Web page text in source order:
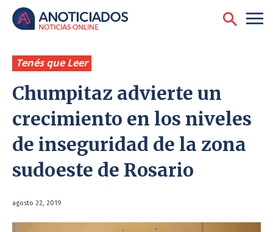
Tenés que Leer
Chumpitaz advierte un
crecimiento en los niveles
de inseguridad de la zona
sudoeste de Rosario
agosto 22, 2019